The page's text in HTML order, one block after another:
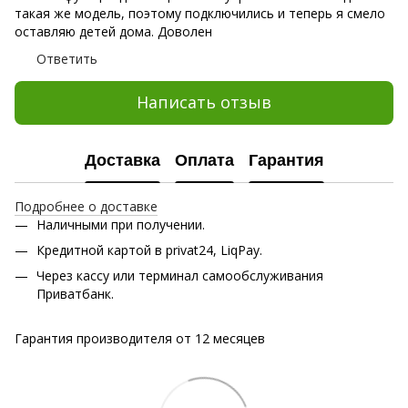
такая же модель, поэтому подключились и теперь я смело
оставляю детей дома. Доволен
Ответить
Написать отзыв
Доставка Оплата Гарантия
Подробнее о доставке
Наличными при получении.
Кредитной картой в privat24, LiqPay.
Через кассу или терминал самообслуживания
Приватбанк.
Гарантия производителя от 12 месяцев